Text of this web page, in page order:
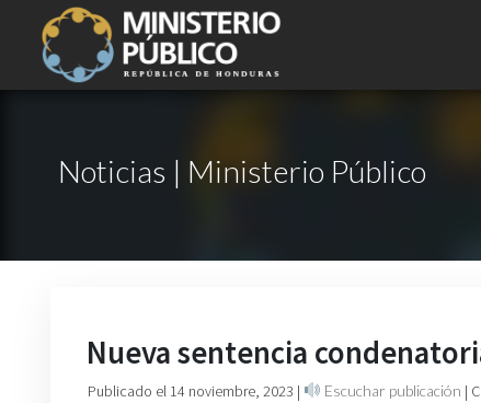
Noticias | Ministerio Público
Nueva sentencia
Publicado el 14 noviembre, 2023 | Escuchar publicación |